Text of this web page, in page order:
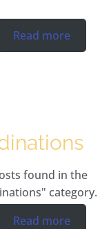
Read more
found in the
category.
Read more